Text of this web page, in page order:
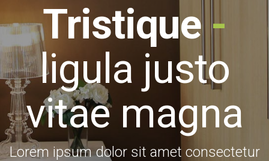
Tristique -
ligula justo
vitae magna
Lorem ipsum dolor sit amet consectetur